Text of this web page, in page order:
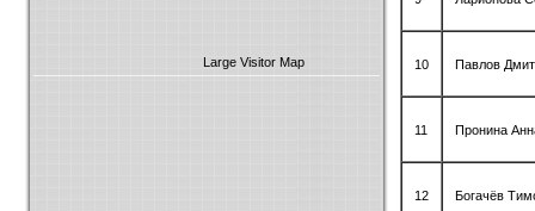
Large Visitor Map 10 Павлов
11 Пронина
12 Богачёв